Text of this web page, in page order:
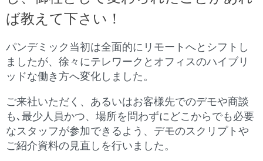
ば教えて下さい！
パンデミック当初は全面的にリモートへとシフトし
ましたが、徐々にテレワークとオフィスのハイブリ
ッドな働き方へ変化しました。
ご来社いただく、あるいはお客様先でのデモや商談
も､最少人員かつ、場所を問わずにどこからでも必要
なスタッフが参加できるよう、デモのスクリプトや
ご紹介資料の見直しを行いました。